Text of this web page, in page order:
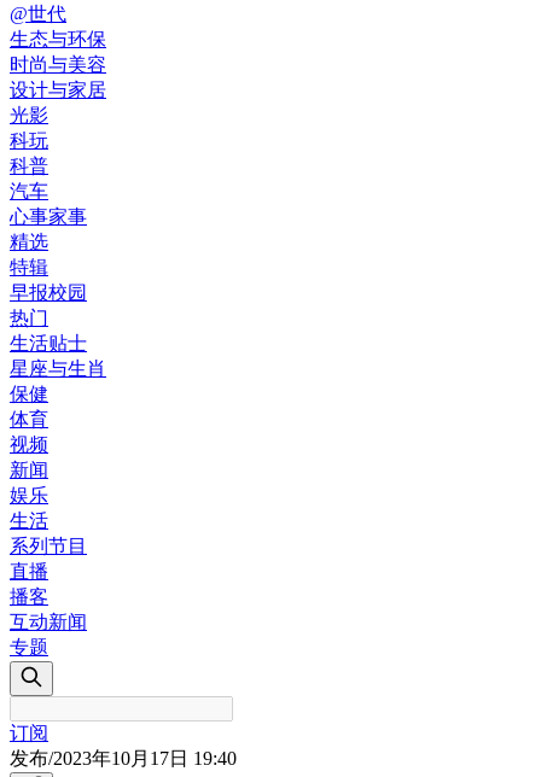
@世代
生态与环保
时尚与美容
设计与家居
光影
科玩
科普
汽车
心事家事
精选
特辑
早报校园
热门
生活贴士
星座与生肖
保健
体育
视频
新闻
娱乐
生活
系列节目
直播
播客
互动新闻
专题
订阅
发布/2023年10月17日 19:40